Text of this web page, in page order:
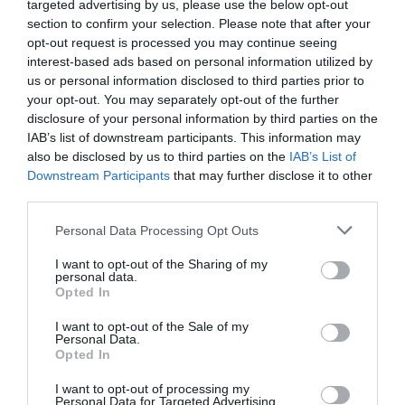
targeted advertising by us, please use the below opt-out
section to confirm your selection. Please note that after your
opt-out request is processed you may continue seeing
interest-based ads based on personal information utilized by
us or personal information disclosed to third parties prior to
your opt-out. You may separately opt-out of the further
disclosure of your personal information by third parties on the
IAB’s list of downstream participants. This information may
also be disclosed by us to third parties on the IAB’s List of
Downstream Participants that may further disclose it to other
Personal Data Processing Opt Outs
I want to opt-out of the Sharing of my
personal data.
Opted In
I want to opt-out of the Sale of my
Personal Data.
Opted In
I want to opt-out of processing my
Personal Data for Targeted Advertising.
Zuritsky: «Όλοι στη σειρά, κάθε ένας,αγαπάει
τονDavid Eigenbergως άνθρωπο και ως ηθοποιό.
Αγαπάει τον Steve. Έχουμε επενδύσει στην
ποιότητά του. Είναι γεμάτος ζωή, όλοι οι
“Steves” εκεί έξω είναι καλά παιδιά».
Τα προβλήματα ακοής του Steve δεν είναι η
μοναδική εξέλιξη στο σενάριο που αφορά το
χαρακτήρα του. ΗMirandaτον απατά
συστηματικά και, όπως εξομολογείται στην
Carrie Bradshaw
Προσπάθησα να αναβιώσω τη σεξουαλική ζωή
ανταποκρίνεται στη θεραπεία».